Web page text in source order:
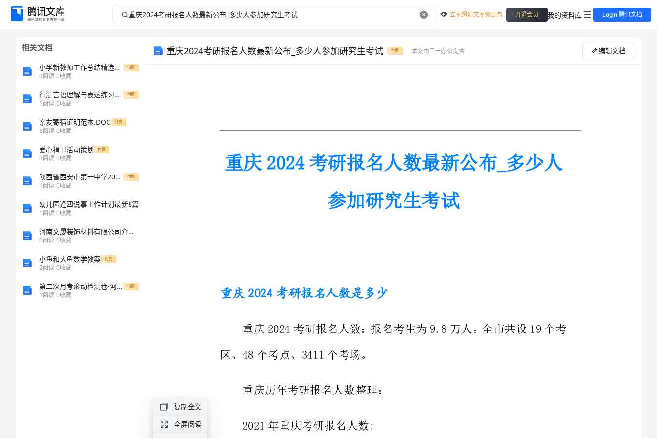
重
2024
立享超值文库资源包 开通会员 我的资料库 Login 腾讯文档
相关文档
小学新教师工作总结精选范文 付费
3阅读 0收藏
行测言语理解与表达练习题集及答案【各地真题】 付费
1阅读 0收藏
亲友寄宿证明范本.DOC 付费
6阅读 0收藏
爱心捐书活动策划 付费
3阅读 0收藏
陕西省西安市第一中学2024年物理高一上册期末调研模拟试题含解析 付费
1阅读 0收藏
幼儿园逢四说事工作计划最新8篇
1阅读 0收藏
河南文晟装饰材料有限公司介绍企业发展分析报告
0阅读 0收藏
小鱼和大鱼数学教案 付费
2阅读 0收藏
第二次月考滚动检测卷-河北师大附中数学八年级下册三角形同步测评练习题（含答案解析） 付费
1阅读 0收藏
重庆2024考研报名人数最新公布_多少人参加研究生考试 付费 本文由三一办公提供 编辑文档
加17815人，增幅14.66%。
重庆2024考研报名人数最新公布_多少人
参加研究生考试
2021年重庆考研报名人数:
复制全文
全屏阅读